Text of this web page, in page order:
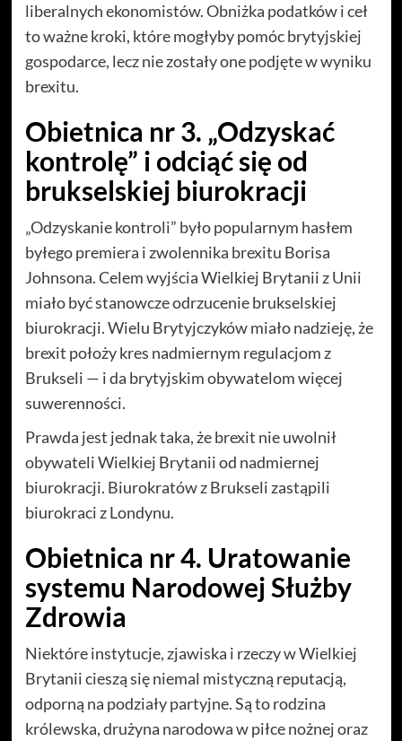
liberalnych ekonomistów. Obniżka podatków i ceł
to ważne kroki, które mogłyby pomóc brytyjskiej
gospodarce, lecz nie zostały one podjęte w wyniku
brexitu.
Obietnica nr 3. „Odzyskać
kontrolę” i odciąć się od
brukselskiej biurokracji
„Odzyskanie kontroli” było popularnym hasłem
byłego premiera i zwolennika brexitu Borisa
Johnsona. Celem wyjścia Wielkiej Brytanii z Unii
miało być stanowcze odrzucenie brukselskiej
biurokracji. Wielu Brytyjczyków miało nadzieję, że
brexit położy kres nadmiernym regulacjom z
Brukseli — i da brytyjskim obywatelom więcej
suwerenności.
Prawda jest jednak taka, że brexit nie uwolnił
obywateli Wielkiej Brytanii od nadmiernej
biurokracji. Biurokratów z Brukseli zastąpili
biurokraci z Londynu.
Obietnica nr 4. Uratowanie
systemu Narodowej Służby
Zdrowia
Niektóre instytucje, zjawiska i rzeczy w Wielkiej
Brytanii cieszą się niemal mistyczną reputacją,
odporną na podziały partyjne. Są to rodzina
królewska, drużyna narodowa w piłce nożnej oraz